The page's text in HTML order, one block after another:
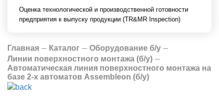
Оценка технологической и производственной готовности
предприятия к выпуску продукции (TR&MR Inspection)
Главная Каталог
Оборудование б/у
Линии поверхностного монтажа (б/у)
Автоматическая линия поверхностного монтажа на
базе 2-х автоматов Assembleon (б/у)